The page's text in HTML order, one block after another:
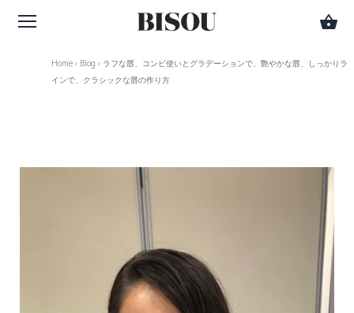
Home › Blog › ラフな唇、コンビ使いとグラデーションで、艶やかな唇、しっかりラ
インで、クラシックな唇の作り方